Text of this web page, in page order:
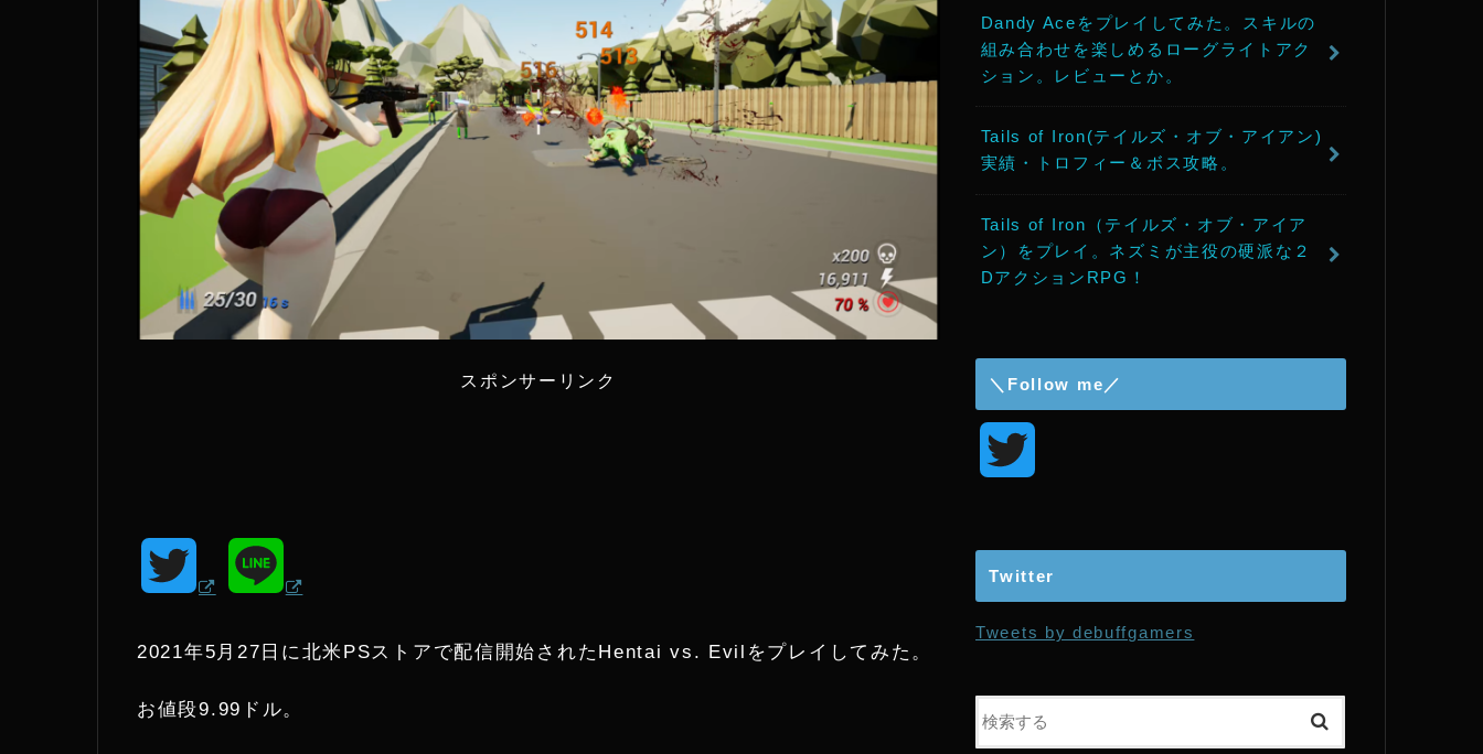
スポンサーリンク
2021年5月27日に北米PSストアで配信開始されたHentai vs. Evilをプレイしてみた。
お値段9.99ドル。
Dandy Aceをプレイしてみた。スキルの
組み合わせを楽しめるローグライトアク
ション。レビューとか。
Tails of Iron(テイルズ・オブ・アイアン)
実績・トロフィー＆ボス攻略。
Tails of Iron（テイルズ・オブ・アイア
ン）をプレイ。ネズミが主役の硬派な２
DアクションRPG！
＼Follow me／
e
Twitter
Tweets by debuffgamers